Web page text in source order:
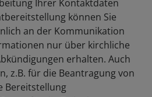
Ihrer Kontaktdaten
können Sie
an der Kommunikation
nur über kirchliche
erhalten. Auch
z.B. für die Beantragung von
Bereitstellung